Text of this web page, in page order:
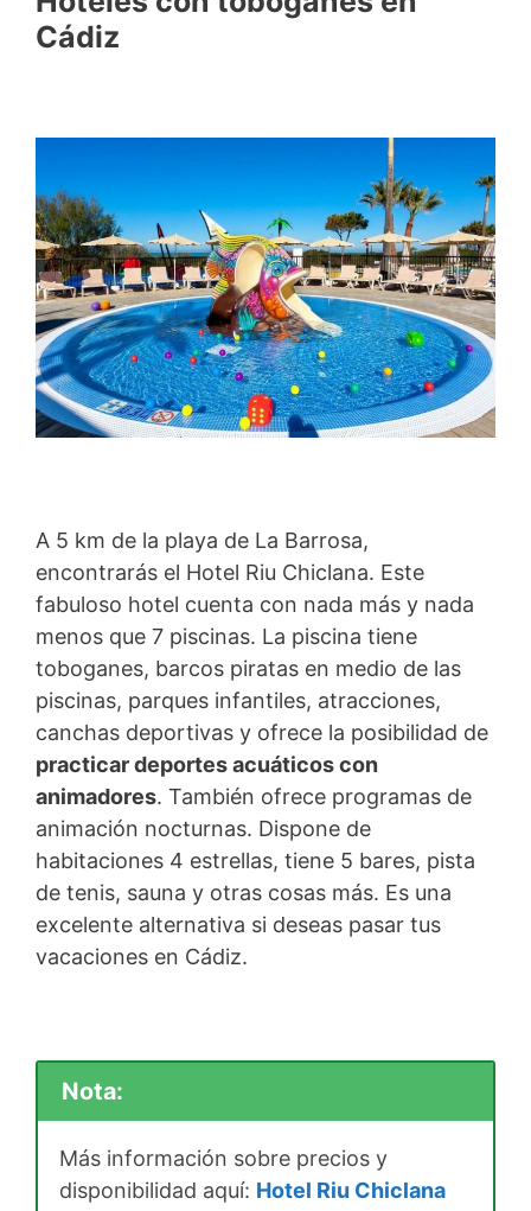
Cádiz
A 5 km de la playa de La Barrosa,
encontrarás el Hotel Riu Chiclana. Este
fabuloso hotel cuenta con nada más y nada
menos que 7 piscinas. La piscina tiene
toboganes, barcos piratas en medio de las
piscinas, parques infantiles, atracciones,
canchas deportivas y ofrece la posibilidad de
practicar deportes acuáticos con
animadores. También ofrece programas de
animación nocturnas. Dispone de
habitaciones 4 estrellas, tiene 5 bares, pista
de tenis, sauna y otras cosas más. Es una
excelente alternativa si deseas pasar tus
vacaciones en Cádiz.
Nota:
Más información sobre precios y
disponibilidad aquí: Hotel Riu Chiclana